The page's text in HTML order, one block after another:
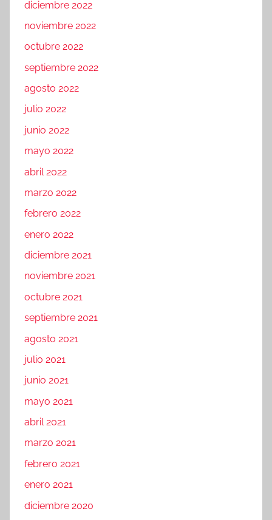
diciembre 2022
noviembre 2022
octubre 2022
septiembre 2022
agosto 2022
julio 2022
junio 2022
mayo 2022
abril 2022
marzo 2022
febrero 2022
enero 2022
diciembre 2021
noviembre 2021
octubre 2021
septiembre 2021
agosto 2021
julio 2021
junio 2021
mayo 2021
abril 2021
marzo 2021
febrero 2021
enero 2021
diciembre 2020